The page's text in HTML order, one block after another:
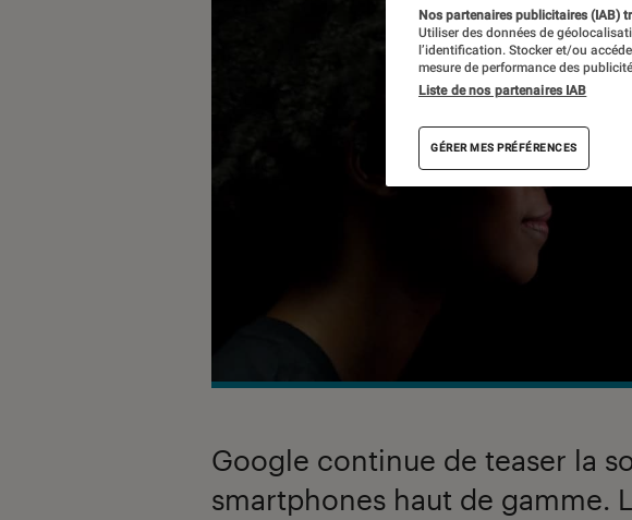
Google continue de teaser la
smartphones haut de gamme.
Nos partenaires publicitaires (IAB)
Utiliser des données de
l’identification. Stocker et/ou
mesure de performance des
Liste de nos partenaires IAB
GÉRER MES PRÉFÉRENCES